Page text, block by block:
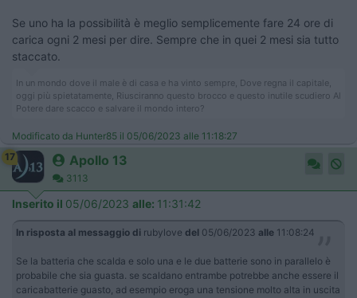
Se uno ha la possibilità è meglio semplicemente fare 24 ore di
carica ogni 2 mesi per dire. Sempre che in quei 2 mesi sia tutto
staccato.
In un mondo dove il male è di casa e ha vinto sempre, Dove regna il capitale,
oggi più spietatamente, Riusciranno questo brocco e questo inutile scudiero Al
Potere dare scacco e salvare il mondo intero?
Modificato da Hunter85 il 05/06/2023 alle 11:18:27
17
Apollo 13
3113
Inserito il 05/06/2023 alle: 11:31:42
In risposta al messaggio di rubylove del 05/06/2023 alle 11:08:24
Se la batteria che scalda e solo una e le due batterie sono in parallelo è
probabile che sia guasta. se scaldano entrambe potrebbe anche essere il
caricabatterie guasto, ad esempio eroga una tensione molto alta in uscita